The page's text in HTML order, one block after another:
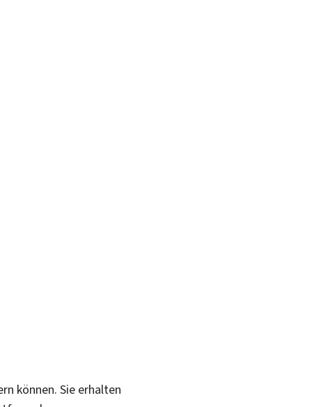
können. Sie erhalten